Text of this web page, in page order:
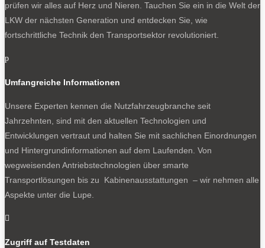
prüfen wir alles auf Herz und Nieren. Tauchen Sie ein in die Welt der
LKW der nächsten Generation und entdecken Sie, wie
fortschrittliche Technik den Transportsektor revolutioniert.
p
Umfangreiche Informationen
Unsere Experten kennen die Nutzfahrzeugbranche seit
Jahrzehnten, sind mit den aktuellen Technologien und
Entwicklungen vertraut und halten Sie mit sachlichen Einordnungen
und Hintergrundinformationen auf dem Laufenden. Von
wegweisenden Antriebstechnologien über smarte
Transportlösungen bis zu Kabinenausstattungen – wir nehmen alle
Aspekte unter die Lupe.

Zugriff auf Testdaten